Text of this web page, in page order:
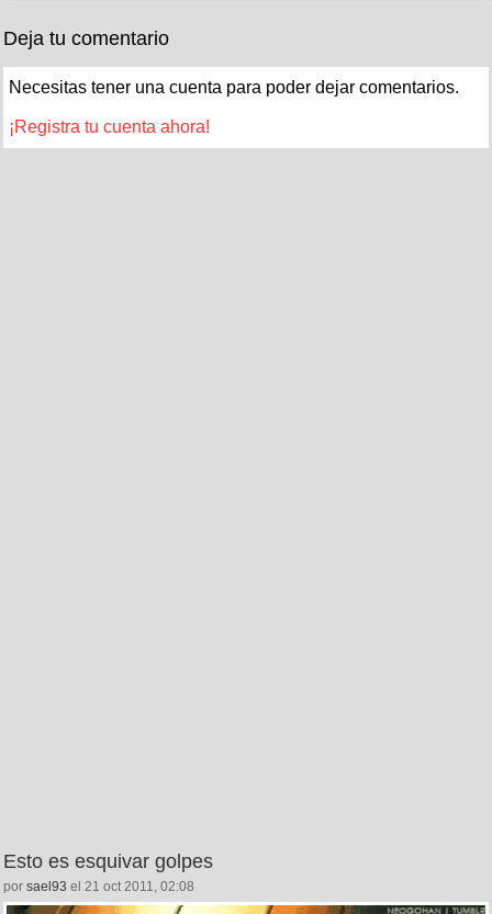
Deja tu comentario
Necesitas tener una cuenta para poder dejar comentarios.
¡Registra tu cuenta ahora!
Esto es esquivar golpes
por sael93 el 21 oct 2011, 02:08